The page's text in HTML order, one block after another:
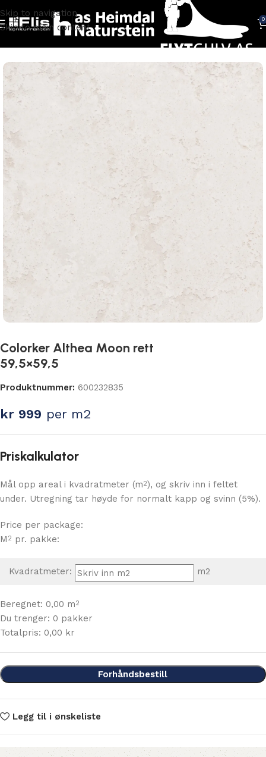
Skip to navigation
Skip to main content
0
Colorker Althea Moon rett
59,5×59,5
Produktnummer: 600232835
kr 999 per m2
Priskalkulator
Mål opp areal i kvadratmeter (m2), og skriv inn i feltet
under. Utregning tar høyde for normalt kapp og svinn (5%).
Price per package:
M 2 pr. pakke:
Kvadratmeter: m2
Beregnet: 0,00 m2
Du trenger: 0 pakker
Totalpris: 0,00 kr
Forhåndsbestill
Legg til i ønskeliste